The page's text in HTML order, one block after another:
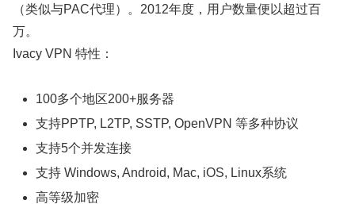
（类似与PAC代理）。2012年度，用户数量便以超过百
万。
Ivacy VPN 特性：
100多个地区200+服务器
支持PPTP, L2TP, SSTP, OpenVPN 等多种协议
支持5个并发连接
支持 Windows, Android, Mac, iOS, Linux系统
高等级加密